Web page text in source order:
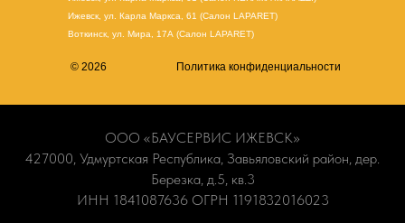
Ижевск, ул. Карла Маркса, 61 (Салон LAPARET)
Воткинск, ул. Мира, 17А (Салон LAPARET)
© 2026 Политика конфиденциальности
ООО «БАУСЕРВИС ИЖЕВСК»
427000, Удмуртская Республика, Завьяловский район, дер.
Березка, д.5, кв.3
ИНН 1841087636 ОГРН 1191832016023